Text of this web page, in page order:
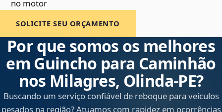
no motor
SOLICITE SEU ORÇAMENTO
Por que somos os melhores
em Guincho para Caminhão
nos Milagres, Olinda‑PE?
Buscando um serviço confiável de reboque para veículos
pesados na região? Atuamos com rapidez em ocorrências